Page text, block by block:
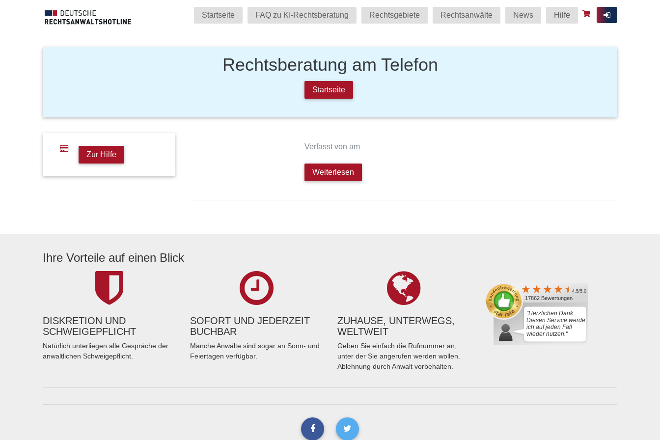
Startseite FAQ zu KI-Rechtsberatung Rechtsgebiete Rechtsanwälte News Hilfe
Rechtsberatung am Telefon
Startseite
Zur Hilfe
Verfasst von am
Weiterlesen
Ihre Vorteile auf einen Blick
DISKRETION UND
SCHWEIGEPFLICHT
Natürlich unterliegen alle Gespräche der
anwaltlichen Schweigepflicht.
SOFORT UND JEDERZEIT
BUCHBAR
Manche Anwälte sind sogar an Sonn- und
Feiertagen verfügbar.
ZUHAUSE, UNTERWEGS,
WELTWEIT
Geben Sie einfach die Rufnummer an,
unter der Sie angerufen werden wollen.
Ablehnung durch Anwalt vorbehalten.
4.5/5.0
17862 Bewertungen
"Herzlichen Dank.
Diesen Service werde
ich auf jeden Fall
wieder nutzen."